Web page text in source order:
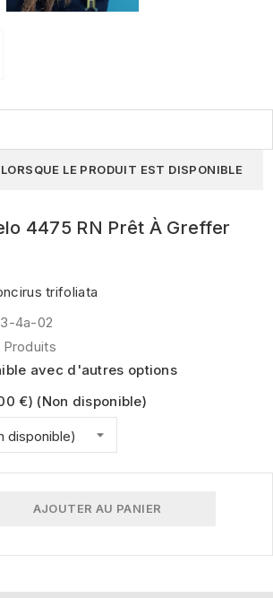
LE PRODUIT EST DISPONIBLE
4475 RN Prêt À Greffer
trifoliata
4a-02
Produits
avec d'autres options
€) (Non disponible)​
AJOUTER AU PANIER